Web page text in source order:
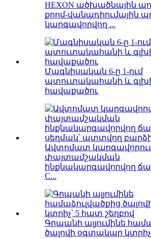
HEXON ածխածնային
քրոմ-վանադիումային
կարգավորվող ...
Մագնիսական 6-ը 1-ում
պտուտակահանի և
հավաքածու
Ավտոմատ
փայտամշակման
ինքնակարգավորվող
C...
Գրպանի ալյումինե
ծալովի օգտակար կտրիչ